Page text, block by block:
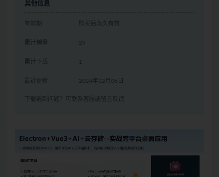
其他信息
有效期 购买后永久有效
累计销量 29
累计下载 1
最近更新 2024年12月06日
下载遇到问题？可联系客服或留言反馈